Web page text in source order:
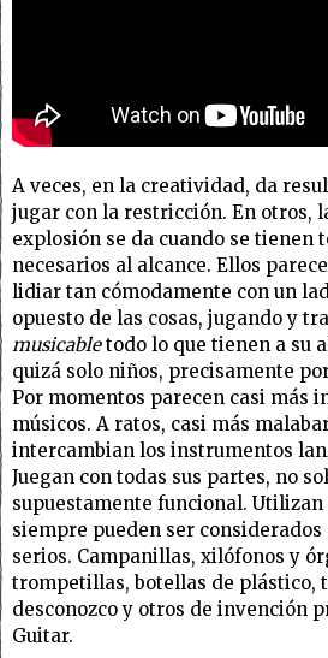
A veces, en la creatividad, da
jugar con la restricción. En otros,
explosión se da cuando se tienen
necesarios al alcance. Ellos
lidiar tan cómodamente con un
opuesto de las cosas, jugando y
musicabletodo lo que tienen a su
quizá solo niños, precisamente
Por momentos parecen casi más
músicos. A ratos, casi más
intercambian los instrumentos
Juegan con todas sus partes, no
supuestamente funcional. Utilizan
siempre pueden ser
serios. Campanillas, xilófonos y
trompetillas, botellas de plástico,
desconozco y otros de invención
Guitar.